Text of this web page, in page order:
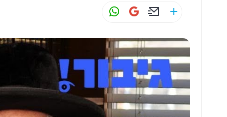
W
at
s
A
p
p
G
ai
l
E
ai
l
ar
e